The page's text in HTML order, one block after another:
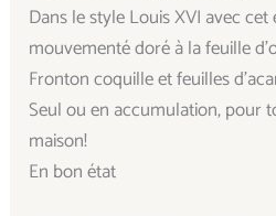
Dans le style Louis XVI avec
mouvementé doré à la feuille
Fronton coquille et feuilles
Seul ou en accumulation, pour
maison!
En bon état